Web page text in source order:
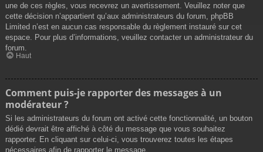
une de ces règles, vous recevrez un avertissement. Veuillez noter que
cette décision n’appartient qu’aux administrateurs du forum, phpBB
Limited n’est en aucun cas responsable du règlement instauré sur cet
espace. Pour plus d’informations, veuillez contacter un administrateur du
forum.
Haut
Comment puis-je rapporter des messages à un
modérateur ?
Si les administrateurs du forum ont activé cette fonctionnalité, un bouton
dédié devrait être affiché à côté du message que vous souhaitez
rapporter. En cliquant sur celui-ci, vous trouverez toutes les étapes
nécessaires afin de rapporter le message.